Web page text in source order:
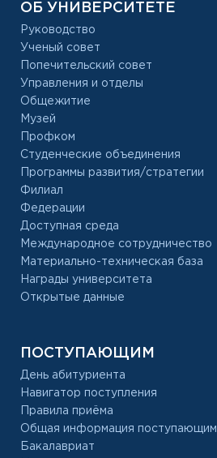
ОБ УНИВЕРСИТЕТЕ
Руководство
Ученый совет
Попечительский совет
Управления и отделы
Общежитие
Музей
Профком
Студенческие объединения
Программы развития/стратегии
Филиал
Федерации
Доступная среда
Международное сотрудничество
Материально-техническая база
Награды университета
Открытые данные
ПОСТУПАЮЩИМ
День абитуриента
Навигатор поступления
Правила приёма
Общая информация поступающим
Бакалавриат